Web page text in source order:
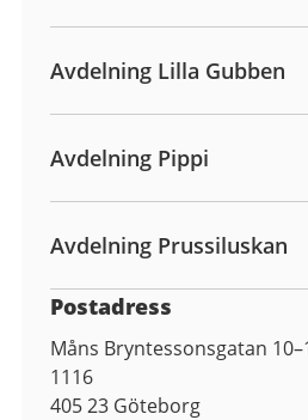
Avdelning Lilla Gubben
Avdelning Pippi
Avdelning Prussiluskan
Postadress
Måns Bryntessonsgatan
1116
405 23 Göteborg